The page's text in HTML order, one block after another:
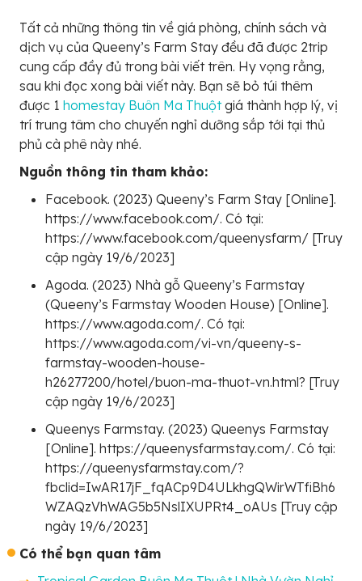
Tất cả những thông tin về giá phòng, chính sách và
dịch vụ của Queeny’s Farm Stay đều đã được 2trip
cung cấp đầy đủ trong bài viết trên. Hy vọng rằng,
sau khi đọc xong bài viết này. Bạn sẽ bỏ túi thêm
được 1 homestay Buôn Ma Thuộtgiá thành hợp lý, vị
trí trung tâm cho chuyến nghỉ dưỡng sắp tới tại thủ
phủ cà phê này nhé.
Nguồn thông tin tham khảo:
Facebook. (2023) Queeny’s Farm Stay [Online].
https://www.facebook.com/. Có tại:
https://www.facebook.com/queenysfarm/ [Truy
cập ngày 19/6/2023]
Agoda. (2023) Nhà gỗ Queeny’s Farmstay
(Queeny’s Farmstay Wooden House) [Online].
https://www.agoda.com/. Có tại:
https://www.agoda.com/vi-vn/queeny-s-
farmstay-wooden-house-
h26277200/hotel/buon-ma-thuot-vn.html? [Truy
cập ngày 19/6/2023]
Queenys Farmstay. (2023) Queenys Farmstay
[Online]. https://queenysfarmstay.com/. Có tại:
https://queenysfarmstay.com/?
fbclid=IwAR17jF_fqACp9D4ULkhgQWirWTfiBh6
WZAQzVhWAG5b5NslIXUPRt4_oAUs [Truy cập
ngày 19/6/2023]
Có thể bạn quan tâm